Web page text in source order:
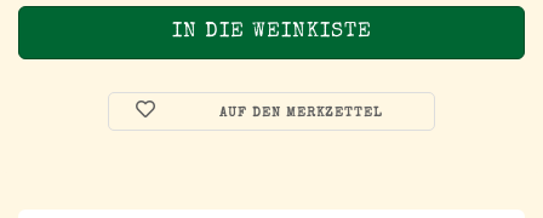
AUF DEN MERKZETTEL